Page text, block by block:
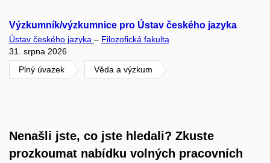
Výzkumník/výzkumnice pro Ústav českého jazyka
Ústav českého jazyka – Filozofická fakulta
31. srpna 2026
Plný úvazek
Věda a výzkum
Nenašli jste, co jste hledali? Zkuste
prozkoumat nabídku volných pracovních